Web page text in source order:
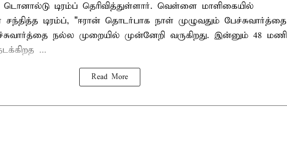
டொனால்டு டிரம்ப் தெரிவித்துள்ளார். வெள்ளை மாளிகையில்
டிரம்ப், "ஈரான் தொடர்பாக நாள் முழுவதும் பேச்சுவார்த்தை
நல்ல முறையில் முன்னேறி வருகிறது. இன்னும் 48 மணி
...
Read More